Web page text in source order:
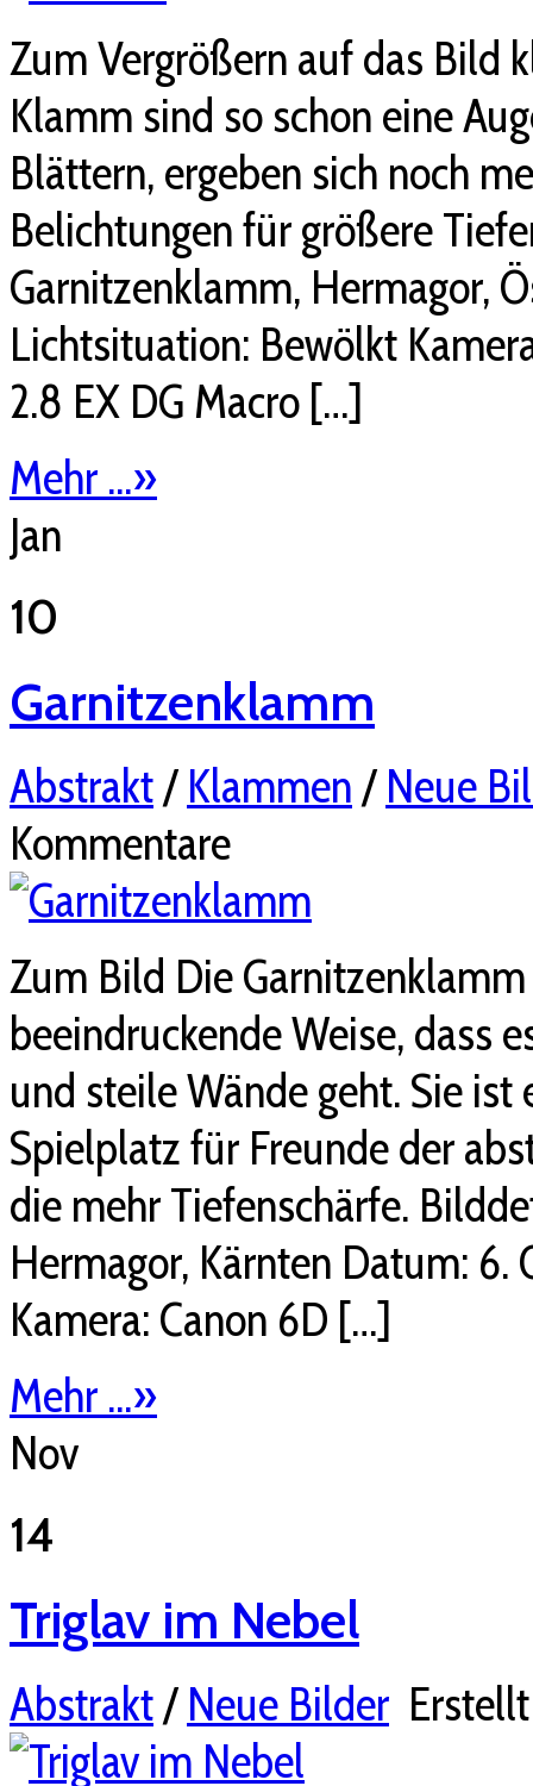
Zum Vergrößern auf das Bild
Klamm sind so schon eine
Blättern, ergeben sich noch
Belichtungen für größere
Garnitzenklamm, Hermagor,
Lichtsituation: Bewölkt
2.8 EX DG Macro […]
Mehr ...»
Jan
10
Garnitzenklamm
Abstrakt/Klammen/Neue
Kommentare
Zum Bild Die
beeindruckende Weise, dass
und steile Wände geht. Sie
Spielplatz für Freunde der
die mehr Tiefenschärfe.
Hermagor, Kärnten Datum:
Kamera: Canon 6D […]
Mehr ...»
Nov
14
Triglav im Nebel
Abstrakt/Neue Bilder